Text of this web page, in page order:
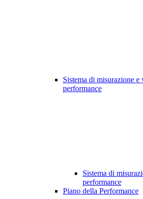
Sistema di misurazione e
performance
Sistema di
performance
Piano della Performance